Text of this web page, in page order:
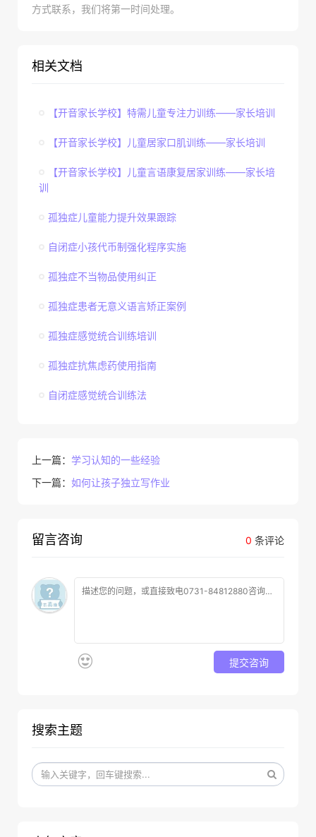
方式联系，我们将第一时间处理。
相关文档
【开音家长学校】特需儿童专注力训练——家长培训
【开音家长学校】儿童居家口肌训练——家长培训
【开音家长学校】儿童言语康复居家训练——家长培
训
孤独症儿童能力提升效果跟踪
自闭症小孩代币制强化程序实施
孤独症不当物品使用纠正
孤独症患者无意义语言矫正案例
孤独症感觉统合训练培训
孤独症抗焦虑药使用指南
自闭症感觉统合训练法
上一篇： 学习认知的一些经验
下一篇： 如何让孩子独立写作业
0 条评论
留言咨询
提交咨询
搜索主题